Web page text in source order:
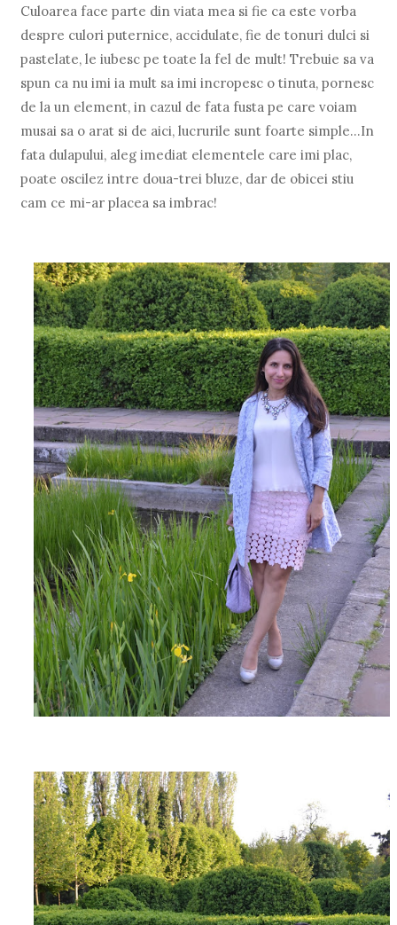
Culoarea face parte din viata mea si fie ca este vorba
despre culori puternice, accidulate, fie de tonuri dulci si
pastelate, le iubesc pe toate la fel de mult! Trebuie sa va
spun ca nu imi ia mult sa imi incropesc o tinuta, pornesc
de la un element, in cazul de fata fusta pe care voiam
musai sa o arat si de aici, lucrurile sunt foarte simple...In
fata dulapului, aleg imediat elementele care imi plac,
poate oscilez intre doua-trei bluze, dar de obicei stiu
cam ce mi-ar placea sa imbrac!